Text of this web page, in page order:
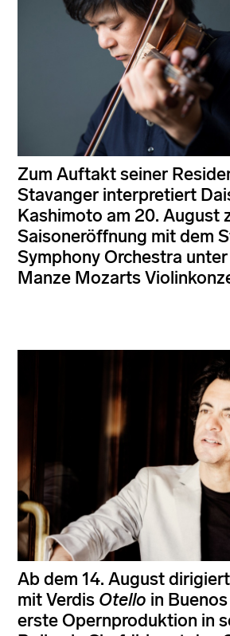
Zum Auftakt seiner
Stavanger interpretiert
Kashimoto am 20. August
Saisoneröffnung mit dem
Symphony Orchestra
Manze Mozarts
Ab dem 14. August
mit Verdis Otello in
erste Opernproduktion in